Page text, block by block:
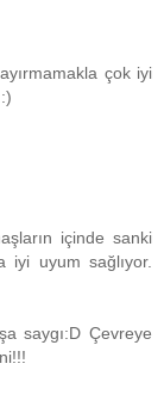
çok iyi
içinde sanki
iyi uyum sağlıyor.
saygı:D Çevreye